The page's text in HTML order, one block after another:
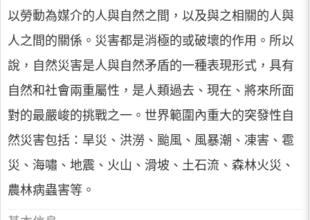
以勞動為媒介的人與自然之間，以及與之相關的人與
人之間的關係。災害都是消極的或破壞的作用。所以
說，自然災害是人與自然矛盾的一種表現形式，具有
自然和社會兩重屬性，是人類過去、現在、將來所面
對的最嚴峻的挑戰之一。世界範圍內重大的突發性自
然災害包括：旱災、洪澇、颱風、風暴潮、凍害、雹
災、海嘯、地震、火山、滑坡、土石流、森林火災、
農林病蟲害等。